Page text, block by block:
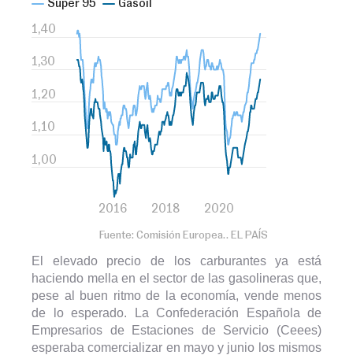
El elevado precio de los carburantes ya está
haciendo mella en el sector de las gasolineras que,
pese al buen ritmo de la economía, vende menos
de lo esperado. La Confederación Española de
Empresarios de Estaciones de Servicio (Ceees)
esperaba comercializar en mayo y junio los mismos